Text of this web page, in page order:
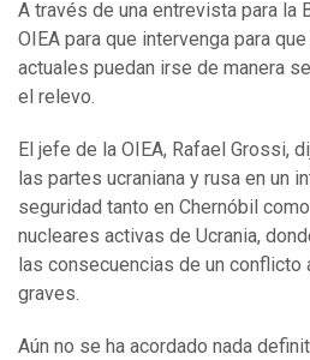
A través de una entrevista para la
OIEA para que intervenga para
actuales puedan irse de manera
el relevo.
El jefe de la OIEA, Rafael Grossi,
las partes ucraniana y rusa en un
seguridad tanto en Chernóbil
nucleares activas de Ucrania,
las consecuencias de un
graves.
Aún no se ha acordado nada